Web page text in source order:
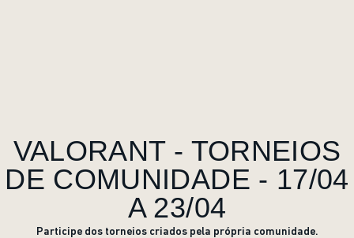
VALORANT - TORNEIOS
DE COMUNIDADE - 17/04
A 23/04
Participe dos torneios criados pela própria comunidade.